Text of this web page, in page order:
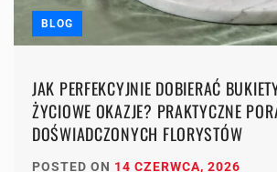
BLOG
JAK PERFEKCYJNIE DOBIERAĆ
ŻYCIOWE OKAZJE? PRAKTYCZNE
DOŚWIADCZONYCH FLORYSTÓW
POSTED ON 14 CZERWCA, 2026